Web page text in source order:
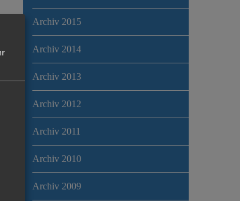
Archiv 2015
Archiv 2014
Archiv 2013
Archiv 2012
Archiv 2011
Archiv 2010
Archiv 2009